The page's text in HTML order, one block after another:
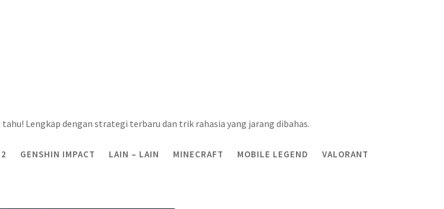
Lengkap dengan strategi terbaru dan trik rahasia yang jarang dibahas.
GENSHIN IMPACT LAIN – LAIN MINECRAFT MOBILE LEGEND VALORANT